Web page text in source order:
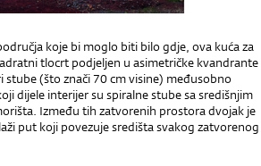
koje bi moglo biti bilo gdje, ova kuća za
tlocrt podjeljen u asimetričke kvandrante
stube (što znači 70 cm visine) međusobno
dijele interijer su spiralne stube sa središnjim
Između tih zatvorenih prostora dvojak je
put koji povezuje središta svakog zatvorenog